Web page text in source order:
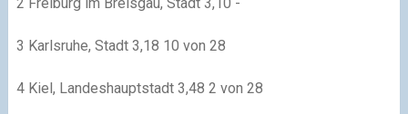
3 Karlsruhe, Stadt 3,18 10 von 28
4 Kiel, Landeshauptstadt 3,48 2 von 28